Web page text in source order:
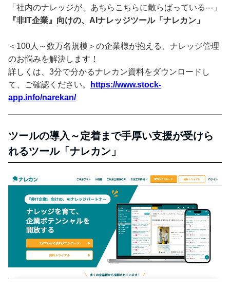
「社内のナレッジが、あちらこちらに散らばっている---」
『非IT企業』向けの、AIナレッジツール「ナレカン」
＜100人～数万名規模＞の企業様が抱える、ナレッジ管理
のお悩みを解決します！
詳しくは、3分で分かるナレカン資料をダウンロードし
て、ご確認ください。
https://www.stock-
app.info/narekan/
ツールの導入～定着まで手厚い支援が受けら
れるツール「ナレカン」